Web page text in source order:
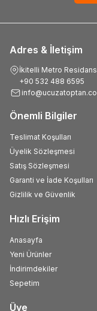
Adres & İletişim
İkitelli Metro
+90 532 488 6595
Önemli Bilgiler
Teslimat Koşulları
Üyelik Sözleşmesi
Satış Sözleşmesi
Garanti ve İade Koşulları
Gizlilik ve Güvenlik
Hızlı Erişim
Anasayfa
Yeni Ürünler
İndirimdekiler
Sepetim
Üye